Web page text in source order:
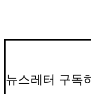
뉴스레터 구독